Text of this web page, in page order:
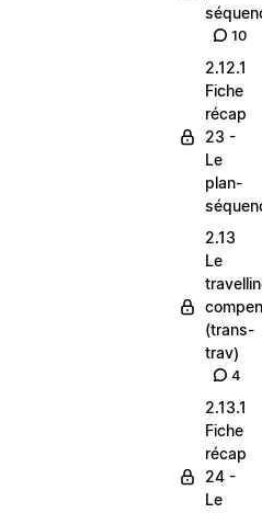
10
2.12.1
Fiche
récap
23 -
Le
plan-
2.13
Le
(trans-
trav)
4
2.13.1
Fiche
récap
24 -
Le